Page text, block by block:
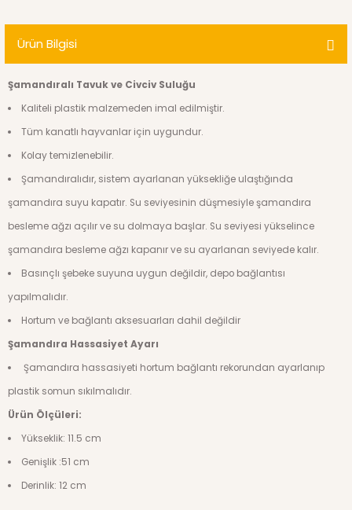
Ürün Bilgisi
Şamandıralı Tavuk ve Civciv Suluğu
Kaliteli plastik malzemeden imal edilmiştir.
Tüm kanatlı hayvanlar için uygundur.
Kolay temizlenebilir.
Şamandıralıdır, sistem ayarlanan yüksekliğe ulaştığında
şamandıra suyu kapatır. Su seviyesinin düşmesiyle şamandıra
besleme ağzı açılır ve su dolmaya başlar. Su seviyesi yükselince
şamandıra besleme ağzı kapanır ve su ayarlanan seviyede kalır.
Basınçlı şebeke suyuna uygun değildir, depo bağlantısı
yapılmalıdır.
Hortum ve bağlantı aksesuarları dahil değildir
Şamandıra Hassasiyet Ayarı
Şamandıra hassasiyeti hortum bağlantı rekorundan ayarlanıp
plastik somun sıkılmalıdır.
Ürün Ölçüleri:
Yükseklik: 11.5 cm
Genişlik :51 cm
Derinlik: 12 cm